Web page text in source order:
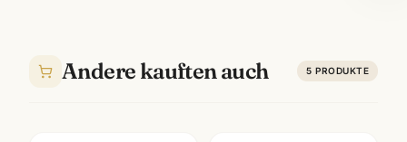
Andere kauften auch 5 PRODUKTE